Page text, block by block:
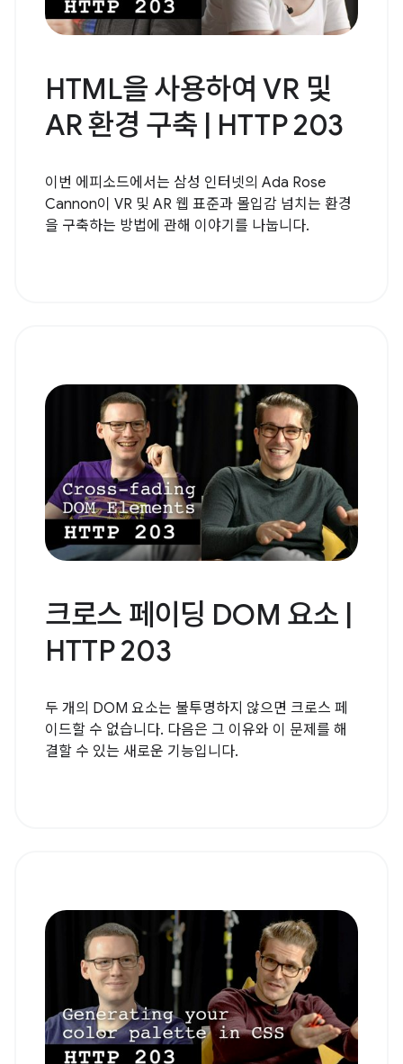
HTML을 사용하여 VR 및
AR 환경 구축 | HTTP 203
이번 에피소드에서는 삼성 인터넷의 Ada Rose
Cannon이 VR 및 AR 웹 표준과 몰입감 넘치는 환경
을 구축하는 방법에 관해 이야기를 나눕니다.
크로스 페이딩 DOM 요소 |
HTTP 203
두 개의 DOM 요소는 불투명하지 않으면 크로스 페
이드할 수 없습니다. 다음은 그 이유와 이 문제를 해
결할 수 있는 새로운 기능입니다.